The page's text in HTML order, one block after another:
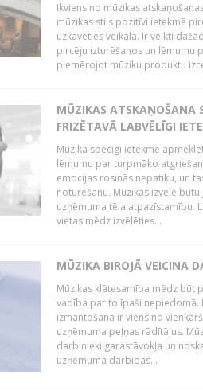
Ikviens no mūzikas
mūzikas stils pozitīvi ietekmē
uzkavēties veikalā. Ir veikti
pircēju izturēšanos un lēmumu
piemērojot mūziku produktu
MŪZIKAS ATSKAŅOŠANA
FRIZĒTAVĀ LABVĒLĪGI
Mūzika spēcīgi ietekmē
lēmumu par turpmāko
emocijas rosinās nepatiku, un
noturēšanu. Mūzikas izvēle
uzņēmuma tēla atpazīstamību.
vietas mēdz izvēlēties...
MŪZIKA BIROJĀ VEICINA
Mūzikas klātesamība mēdz būt
vadība par to īpaši nepiedomā.
izmantošana ir viens no
uzņēmuma peļņas rādītājus.
darbinieki garastāvokļa un
uzņēmuma darbības...